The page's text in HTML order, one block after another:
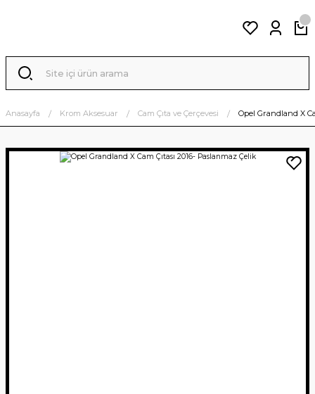
Anasayfa Krom Aksesuar Cam Çıta ve Çerçevesi Opel Grandland X